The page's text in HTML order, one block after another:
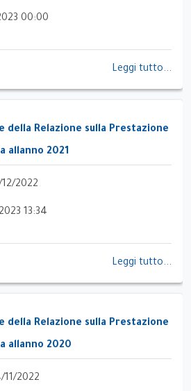
00:00
Leggi tutto...
della Relazione sulla Prestazione
allanno 2021
2022
13:34
Leggi tutto...
della Relazione sulla Prestazione
allanno 2020
11/2022